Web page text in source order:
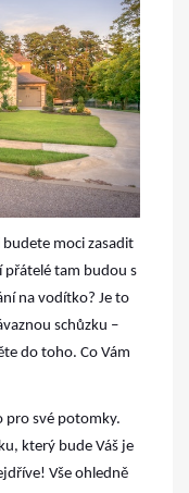
moci zasadit
přátelé tam budou s
na vodítko? Je to
schůzku –
do toho. Co Vám
pro své potomky.
který bude Váš je
Vše ohledně